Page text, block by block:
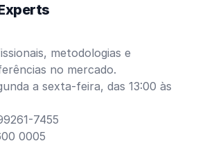
metodologias e
no mercado.
a sexta-feira, das 13:00 às
7455
0005